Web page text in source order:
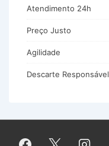
Atendimento 24h
Preço Justo
Agilidade
Descarte Responsável